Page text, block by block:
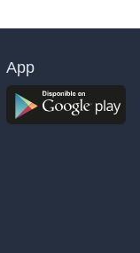
App